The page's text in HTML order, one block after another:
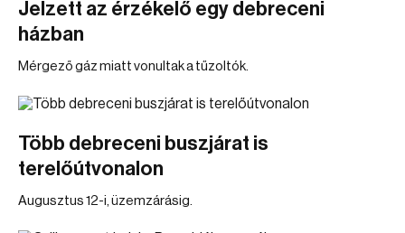
Jelzett az érzékelő egy debreceni
házban
Mérgező gáz miatt vonultak a tűzoltók.
Több debreceni buszjárat is
terelőútvonalon
Augusztus 12-i, üzemzárásig.